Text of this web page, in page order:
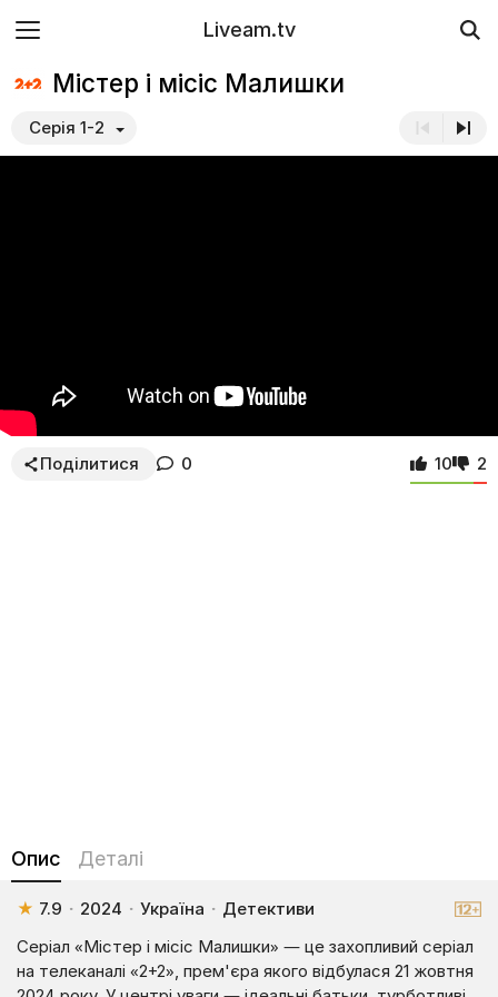
Liveam.tv
Містер і місіс Малишки
Серія 1-2
Поділитися 0 10 2
Опис Деталі
★ 7.9 · 2024 · Україна · Детективи
Серіал «Містер і місіс Малишки» — це захопливий серіал
на телеканалі «2+2», прем'єра якого відбулася 21 жовтня